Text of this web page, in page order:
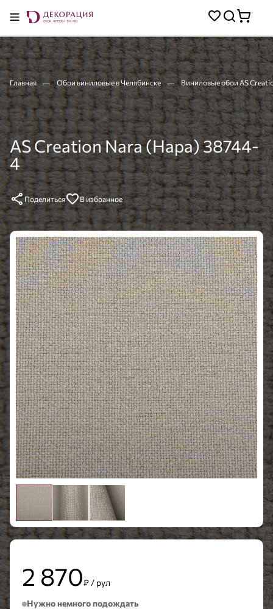
Главная Обои виниловые в Челябинске Виниловые обои AS
AS Creation Nara (Нара) 38744-
4
Поделиться В избранное
2 870₽ / рул
Нужно немного подождать